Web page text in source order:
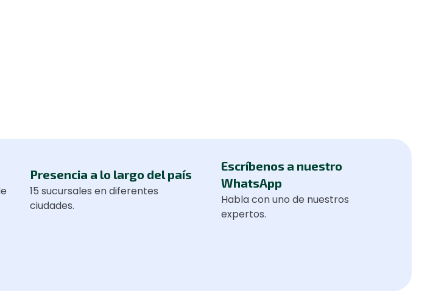
Presencia a lo largo del país
15 sucursales en diferentes
ciudades.
Escríbenos a nuestro
WhatsApp
Habla con uno de nuestros
expertos.